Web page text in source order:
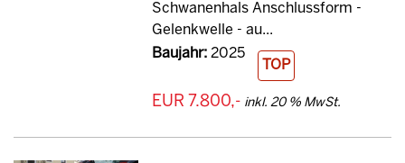
Schwanenhals Anschlussform -
Gelenkwelle - au...
Baujahr:2025
TOP
EUR 7.800,- inkl. 20 % MwSt.